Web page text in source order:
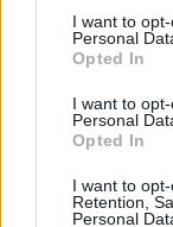
consent section.
I want to
Personal
Opted In
I want to
Personal
Opted In
I want to
Retention,
Personal
Matteo Pellegrino · 8